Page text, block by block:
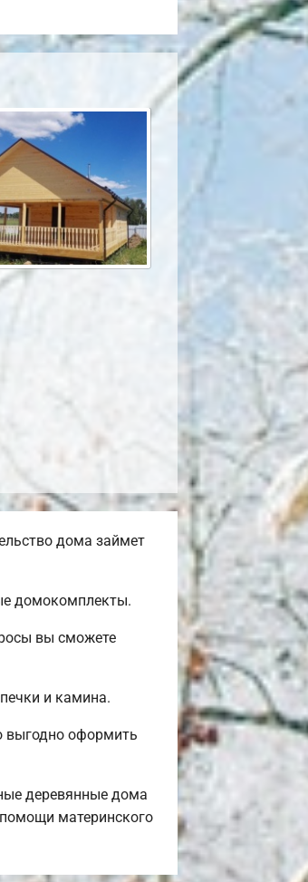
дома займет
домокомплекты.
вы сможете
и камина.
выгодно оформить
деревянные дома
материнского